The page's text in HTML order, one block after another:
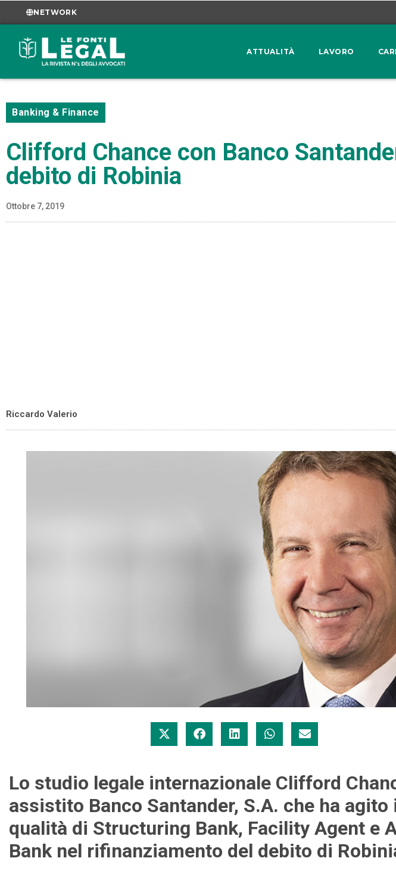
NETWORK
ATTUALITÀ LAVORO
Banking & Finance
Clifford Chance con Banco
debito di Robinia
Ottobre 7, 2019
Riccardo Valerio
Lo studio legale internazionale Clifford
assistito Banco Santander, S.A. che ha agito
qualità di Structuring Bank, Facility Agent e
Bank nel rifinanziamento del debito di